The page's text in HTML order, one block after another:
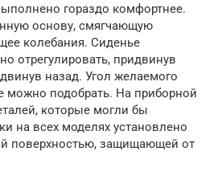
гораздо комфортнее.
основу, смягчающую
колебания. Сиденье
отрегулировать, придвинув
назад. Угол желаемого
можно подобрать. На приборной
которые могли бы
на всех моделях установлено
поверхностью, защищающей от